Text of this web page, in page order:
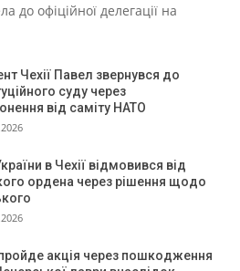
до офіційної делегації на
Чехії Павел звернувся до
суду через
від саміту НАТО
в Чехії відмовився від
ордена через рішення щодо
акція через пошкодження